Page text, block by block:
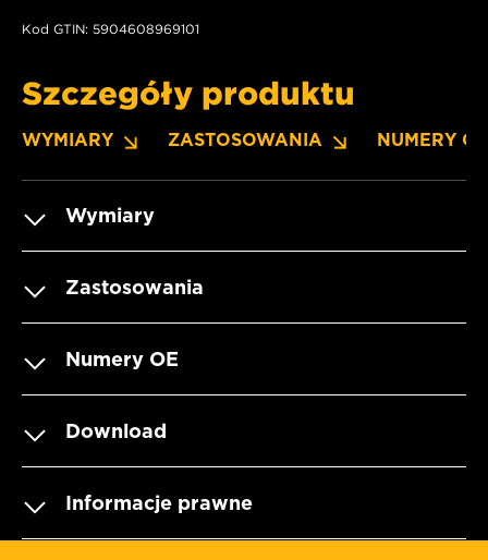
Kod GTIN: 5904608969101
Szczegóły produktu
WYMIARY ZASTOSOWANIA NUMERY OE
Wymiary
Zastosowania
Numery OE
Download
Informacje prawne